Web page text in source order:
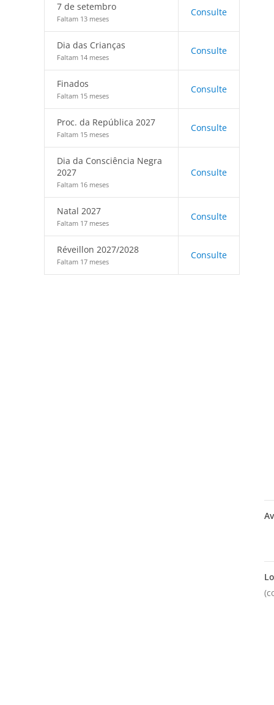
7 de setembro
Faltam 13 meses
Consulte
Dia das Crianças
Faltam 14 meses
Consulte
Finados
Faltam 15 meses
Consulte
Proc. da República 2027
Faltam 15 meses
Consulte
Dia da Consciência Negra
2027
Faltam 16 meses
Consulte
Natal 2027
Faltam 17 meses
Consulte
Réveillon 2027/2028
Faltam 17 meses
Consulte